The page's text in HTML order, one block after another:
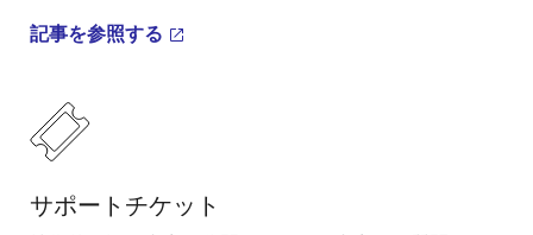
記事を参照する
サポートチケット